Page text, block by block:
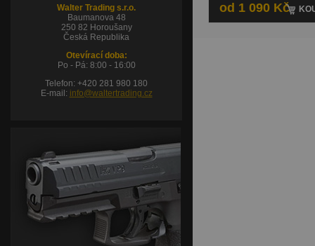
od 1 090 Kč
Walter Trading s.r.o.
Baumanova 48
250 82 Horoušany
Česká Republika
Otevírací doba:
Po - Pá: 8:00 - 16:00
Telefon: +420 281 980 180
E-mail: info@waltertrading.cz